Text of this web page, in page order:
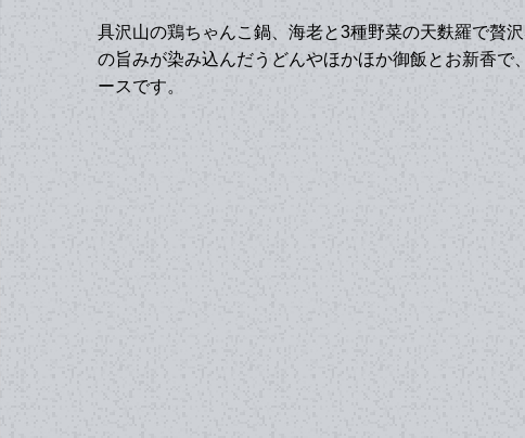
具沢山の鶏ちゃんこ鍋、海老と3種野菜の天麩羅で贅
の旨みが染み込んだうどんやほかほか御飯とお新香で
ースです。